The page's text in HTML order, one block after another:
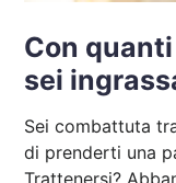
Con
sei
Sei combattuta
di prenderti una